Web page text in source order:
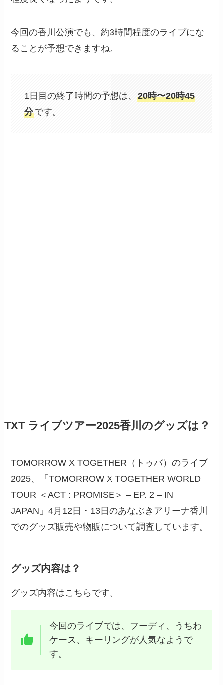
今回の香川公演でも、約3時間程度のライブにな
ることが予想できますね。
1日目の終了時間の予想は、20時〜20時45
分です。
TXT ライブツアー2025香川のグッズは？
TOMORROW X TOGETHER（トゥバ）のライブ
2025、「TOMORROW X TOGETHER WORLD
TOUR ＜ACT : PROMISE＞ – EP. 2 – IN
JAPAN」4月12日・13日のあなぶきアリーナ香川
でのグッズ販売や物販について調査しています。
グッズ内容は？
グッズ内容はこちらです。
今回のライブでは、フーディ、うちわ
ケース、キーリングが人気なようで
す。